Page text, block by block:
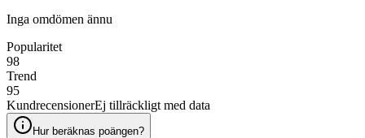
Inga omdömen ännu
Popularitet
98
Trend
95
KundrecensionerEj tillräckligt med data
Hur beräknas poängen?